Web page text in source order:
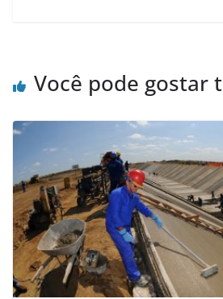
Você pode gostar